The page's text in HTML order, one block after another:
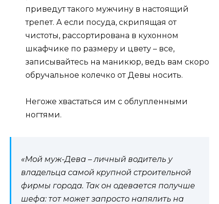
приведут такого мужчину в настоящий
трепет. А если посуда, скрипящая от
чистоты, рассортирована в кухонном
шкафчике по размеру и цвету – все,
записывайтесь на маникюр, ведь вам скоро
обручальное колечко от Девы носить.
Негоже хвастаться им с облупленными
ногтями.
«Мой муж-Дева – личный водитель у
владельца самой крупной строительной
фирмы города. Так он одевается получше
шефа: тот может запросто напялить на